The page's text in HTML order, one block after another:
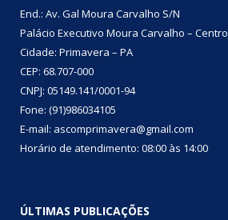
End.: Av. Gal Moura Carvalho S/N
Palácio Executivo Moura Carvalho – Centro
Cidade: Primavera – PA
CEP: 68.707-000
CNPJ: 05149.141/0001-94
Fone: (91)986034105
E-mail: ascomprimavera@gmail.com
Horário de atendimento: 08:00 às 14:00
ÚLTIMAS PUBLICAÇÕES